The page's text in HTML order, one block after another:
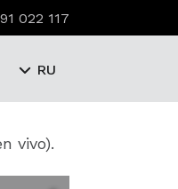
022 117
RU
vivo).